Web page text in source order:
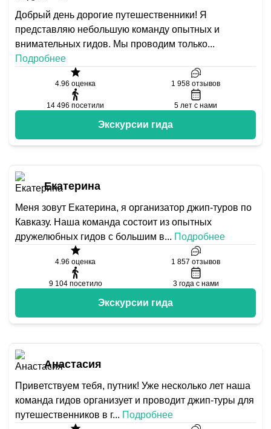
Добрый день дорогие путешественники! Я
представляю небольшую команду опытных и
внимательных гидов. Мы проводим только...
Подробнее
4.96 оценка 1 958 отзывов
14 496 посетили 5 лет с нами
Экскурсии гида
Екатерина
Меня зовут Екатерина, я организатор джип-туров по
Кавказу. Наша команда состоит из опытных
дружелюбных гидов с большим в... Подробнее
4.96 оценка 1 857 отзывов
9 104 посетило 3 года с нами
Экскурсии гида
Анастасия
Приветствуем тебя, путник! Уже несколько лет наша
команда гидов организует и проводит джип-туры для
путешественников в г... Подробнее